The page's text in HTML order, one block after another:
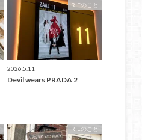
RIEのこと
2026.5.11
Devil wears PRADA 2
RIEのこと